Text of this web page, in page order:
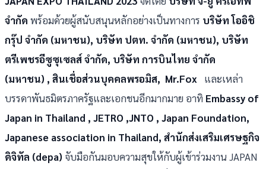
จำกัด พร้อมด้วยผู้สนับสนุนหลักอย่างเป็นทางการ บริษัท โออิชิ
กรุ๊ป จำกัด (มหาชน), บริษัท ปตท. จำกัด (มหาชน), บริษัท
ตรีเพชรอีซูซุเซลส์ จำกัด, บริษัท การบินไทย จำกัด
(มหาชน) , สินเชื่อส่วนบุคคลพรอมิส, Mr.Fox และเหล่า
บรรดาพันธมิตรภาครัฐและเอกชนอีกมากมาย อาทิ Embassy of
Japan in Thailand , JETRO ,JNTO , Japan Foundation,
Japanese association in Thailand, สำนักส่งเสริมเศรษฐกิจ
ดิจิทัล (depa) จับมือกันมอบความสุขให้กับผู้เข้าร่วมงาน JAPAN